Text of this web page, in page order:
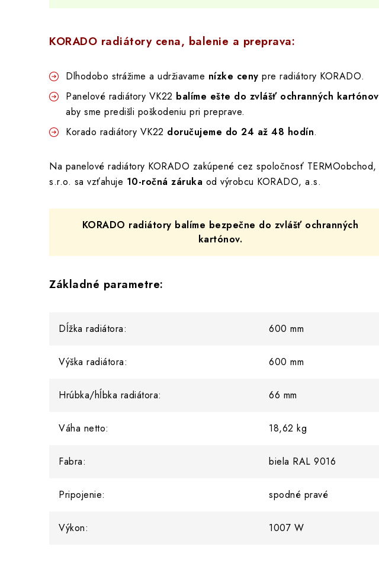
KORADO radiátory cena, balenie a preprava:
Dlhodobo strážime a udržiavame nízke ceny pre radiátory KORADO.
Panelové radiátory VK22 balíme ešte do zvlášť ochranných kartónov
aby sme predišli poškodeniu pri preprave.
Korado radiátory VK22 doručujeme do 24 až 48 hodín.
Na panelové radiátory KORADO zakúpené cez spoločnosť TERMOobchod,
s.r.o. sa vzťahuje 10-ročná záruka od výrobcu KORADO, a.s.
KORADO radiátory balíme bezpečne do zvlášť ochranných
kartónov.
Základné parametre:
Dĺžka radiátora: 600 mm
Výška radiátora: 600 mm
Hrúbka/hĺbka radiátora: 66 mm
Váha netto: 18,62 kg
Fabra: biela RAL 9016
Pripojenie: spodné pravé
Výkon: 1007 W